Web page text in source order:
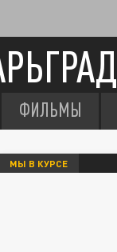
ФИЛЬМЫ
МЫ В КУРСЕ